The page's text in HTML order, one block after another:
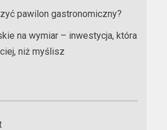
pawilon gastronomiczny?
na wymiar – inwestycja, która
niż myślisz